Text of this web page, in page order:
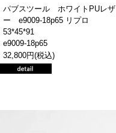
パブスツール ホワイトPUレザ
ー e9009-18p65 リプロ
53*45*91
e9009-18p65
32,800円(税込)